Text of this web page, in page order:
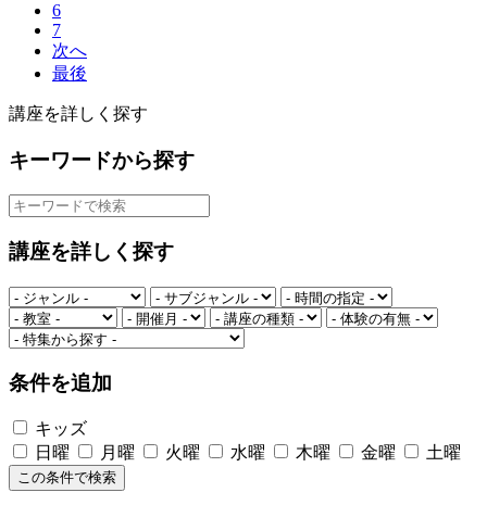
6
7
次へ
最後
講座を詳しく探す
キーワードから探す
講座を詳しく探す
条件を追加
キッズ
日曜
月曜 火曜 水曜 木曜 金曜 土曜
この条件で検索